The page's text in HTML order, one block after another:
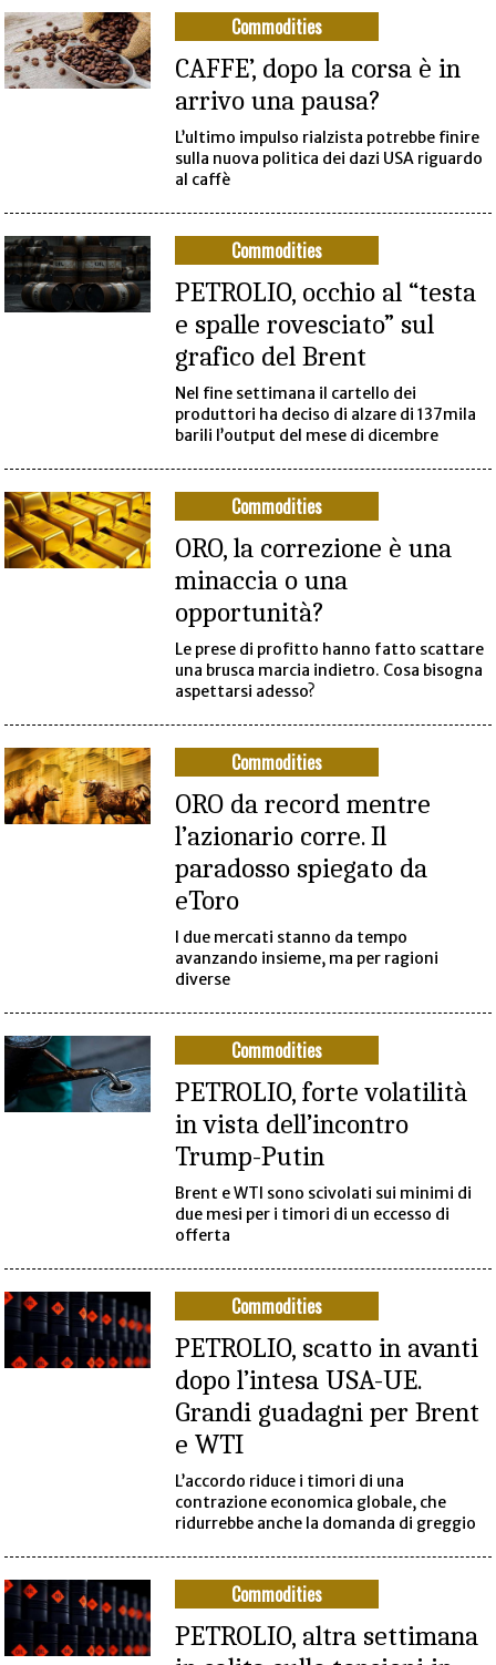
Commodities
CAFFE’, dopo la corsa è in
arrivo una pausa?
L’ultimo impulso rialzista potrebbe finire
sulla nuova politica dei dazi USA riguardo
al caffè
Commodities
PETROLIO, occhio al “testa
e spalle rovesciato” sul
grafico del Brent
Nel fine settimana il cartello dei
produttori ha deciso di alzare di 137mila
barili l’output del mese di dicembre
Commodities
ORO, la correzione è una
minaccia o una
opportunità?
Le prese di profitto hanno fatto scattare
una brusca marcia indietro. Cosa bisogna
aspettarsi adesso?
Commodities
ORO da record mentre
l’azionario corre. Il
paradosso spiegato da
eToro
I due mercati stanno da tempo
avanzando insieme, ma per ragioni
diverse
Commodities
PETROLIO, forte volatilità
in vista dell’incontro
Trump-Putin
Brent e WTI sono scivolati sui minimi di
due mesi per i timori di un eccesso di
offerta
Commodities
PETROLIO, scatto in avanti
dopo l’intesa USA-UE.
Grandi guadagni per Brent
e WTI
L’accordo riduce i timori di una
contrazione economica globale, che
ridurrebbe anche la domanda di greggio
Commodities
PETROLIO, altra settimana